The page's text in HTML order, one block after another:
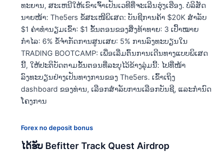
ທະ​ຍານ​, ສະ​ເຫນີ​ໃຫ້​ເຂົາ​ເຈົ້າ​ເປັນ​ເວ​ທີ​ທີ່​ຈະ​ເລີນ​ຮຸ່ງ​ເຮືອງ​. ບໍລິສັດ
ນາຍໜ້າ: The5ers ຂໍ້ສະເໜີພິເສດ: ບັນຊີການຄ້າ $20K ສໍາລັບ
$1 ຄ່າທຳນຽມເຂົ້າ: $1 ຂັ້ນຕອນຂອງສິ່ງທ້າທາຍ: 3 ເປົ້າໝາຍ
ກຳໄລ: 6% ຂໍ້​ຈໍາ​ກັດ​ການ​ສູນ​ເສຍ​: 5% ການລົງທະບຽນໃນ
TRADING BOOTCAMP: ເພື່ອເລີ່ມຕົ້ນການເດີນທາງແບບພິເສດ
ນີ້, ໃຫ້ປະຕິບັດຕາມຂັ້ນຕອນທີ່ລະບຸໄວ້ຂ້າງລຸ່ມນີ້: ໄປທີ່ໜ້າ
ລົງທະບຽນຢ່າງເປັນທາງການຂອງ The5ers. ເຂົ້າເຖິງ
dashboard ຂອງທ່ານ, ເລືອກສໍາລັບການເລືອກບັນຊີ, ແລະກໍານົດ
ໂຄງການ
Forex no deposit bonus
ໄດ້ຮັບ Befitter Track Quest Airdrop